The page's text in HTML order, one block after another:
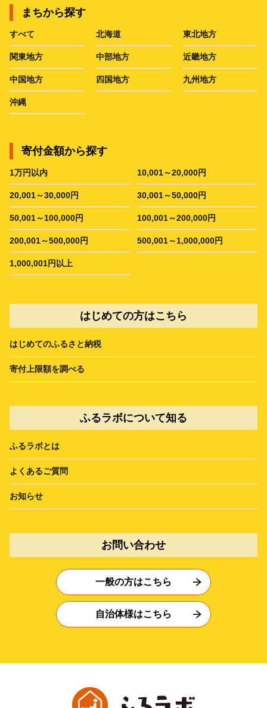
まちから探す
すべて 北海道 東北地方
関東地方 中部地方 近畿地方
中国地方 四国地方 九州地方
沖縄
寄付金額から探す
1万円以内 10,001～20,000円
20,001～30,000円 30,001～50,000円
50,001～100,000円 100,001～200,000円
200,001～500,000円 500,001～1,000,000円
1,000,001円以上
はじめての方はこちら
はじめてのふるさと納税
寄付上限額を調べる
ふるラボについて知る
ふるラボとは
よくあるご質問
お知らせ
お問い合わせ
一般の方はこちら
自治体様はこちら